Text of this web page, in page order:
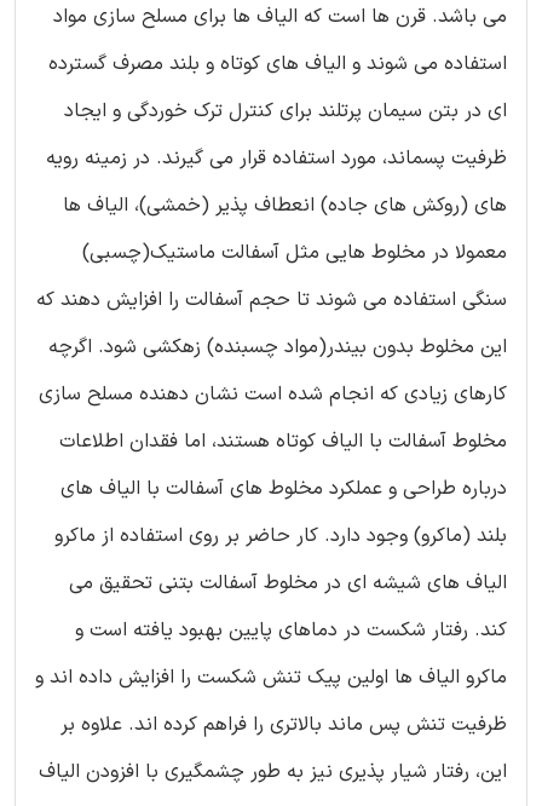
می باشد. قرن ها است که الیاف ها برای مسلح سازی مواد
استفاده می شوند و الیاف های کوتاه و بلند مصرف گسترده
ای در بتن سیمان پرتلند برای کنترل ترک خوردگی و ایجاد
ظرفیت پسماند، مورد استفاده قرار می گیرند. در زمینه رویه
های (روکش های جاده) انعطاف پذیر (خمشی)، الیاف ها
معمولا در مخلوط هایی مثل آسفالت ماستیک(چسبی)
سنگی استفاده می شوند تا حجم آسفالت را افزایش دهند که
این مخلوط بدون بیندر(مواد چسبنده) زهکشی شود. اگرچه
کارهای زیادی که انجام شده است نشان دهنده مسلح سازی
مخلوط آسفالت با الیاف کوتاه هستند، اما فقدان اطلاعات
درباره طراحی و عملکرد مخلوط های آسفالت با الیاف های
بلند (ماکرو) وجود دارد. کار حاضر بر روی استفاده از ماکرو
الیاف های شیشه ای در مخلوط آسفالت بتنی تحقیق می
کند. رفتار شکست در دماهای پایین بهبود یافته است و
ماکرو الیاف ها اولین پیک تنش شکست را افزایش داده اند و
ظرفیت تنش پس ماند بالاتری را فراهم کرده اند. علاوه بر
این، رفتار شیار پذیری نیز به طور چشمگیری با افزودن الیاف